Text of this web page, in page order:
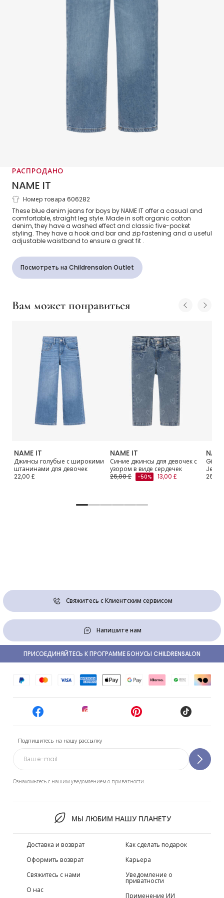
РАСПРОДАНО
NAME IT
Boys Blue Washed Denim Straight Leg
Jeans
Номер товара 606282
These blue denim jeans for boys by NAME IT offer a casual and
comfortable, straight leg style. Made in soft organic cotton
denim, they have a washed effect and classic five-pocket
styling. They have a hook and bar and zip fastening and a useful
adjustable waistband to ensure a great fit .
Посмотреть на Childrensalon Outlet
Вам может понравиться
NAME IT
Джинсы голубые с широкими
штанинами для девочек
22,00 £
NAME IT
Синие джинсы для девочек с
узором в виде сердечек
26,00 £
-50% 13,00 £
Girls
26,00
Свяжитесь с Клиентским сервисом
Напишите нам
Подпишитесь на нашу рассылку
Ознакомьтесь с нашим уведомлением о приватности.
МЫ ЛЮБИМ НАШУ ПЛАНЕТУ
ПРИСОЕДИНЯЙТЕСЬ К ПРОГРАММЕ БОНУСЫ CHILDRENSALON
Доставка и возврат
Оформить возврат
Свяжитесь с нами
О нас
Как сделать подарок
Карьера
Уведомление о
приватности
Применение ИИ